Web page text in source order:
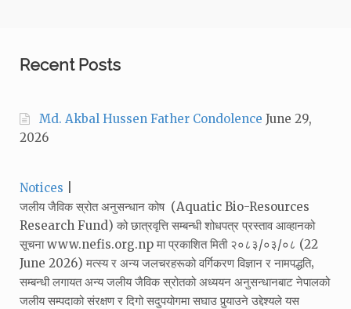
Recent Posts
Md. Akbal Hussen Father Condolence June 29,
2026
Categories:
Notices
जलीय जैविक स्रोत अनुसन्धान कोष (Aquatic Bio-Resources
Research Fund) को छात्रवृत्ति सम्बन्धी शोधपत्र प्रस्ताव आव्हानको
सूचना www.nefis.org.np मा प्रकाशित मिती २०८३/०३/०८ (22
June 2026) मत्स्य र अन्य जलचरहरूको वर्गिकरण विज्ञान र नामपद्धति‚
सम्बन्धी लगायत अन्य जलीय जैविक स्रोतको अध्ययन अनुसन्धानबाट नेपालको
जलीय सम्पदाको संरक्षण र दिगो सदुपयोगमा सघाउ पुर्‍याउने उद्देश्यले यस